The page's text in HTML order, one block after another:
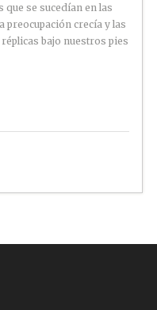
se sucedían en las
preocupación crecía y las
bajo nuestros pies